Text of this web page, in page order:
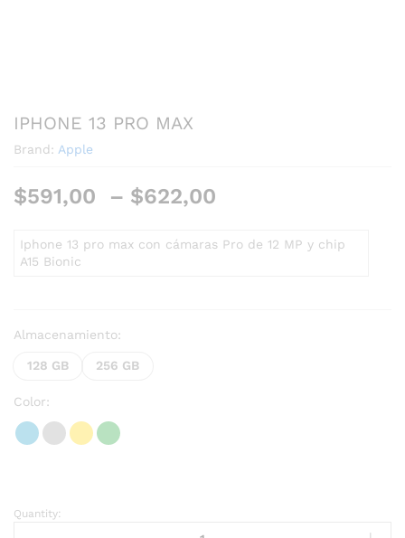
IPHONE 13 PRO MAX
Brand: Apple
$591,00 – $622,00
Iphone 13 pro max con cámaras Pro de 12 MP y chip
A15 Bionic
Almacenamiento:
128 GB 256 GB
Color:
Quantity: